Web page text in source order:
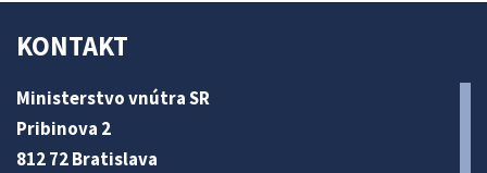
KONTAKT
Ministerstvo vnútra SR
Pribinova 2
812 72 Bratislava